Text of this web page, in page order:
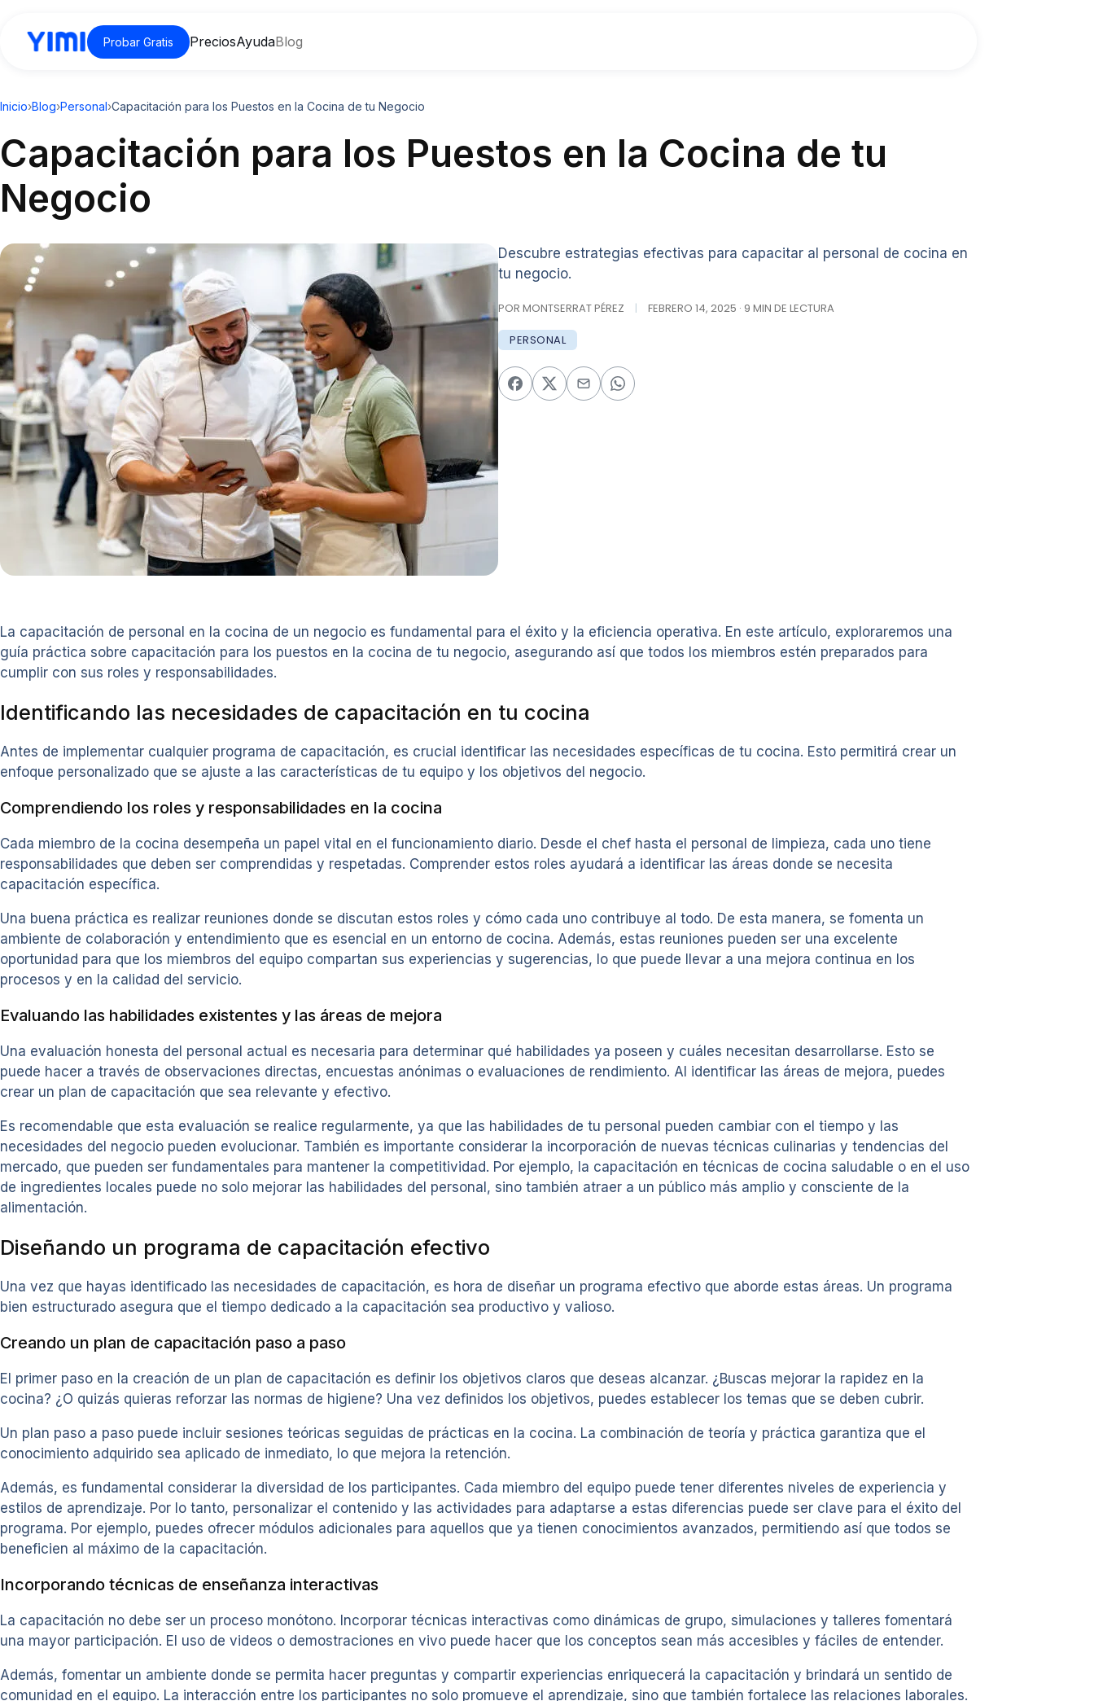
Probar Gratis PreciosAyudaBlog
Inicio›Blog›Personal›Capacitación para los Puestos en la Cocina de tu Negocio
Capacitación para los Puestos en la Cocina de tu
Negocio
Descubre estrategias efectivas para capacitar al personal de cocina en
tu negocio.
POR MONTSERRAT PÉREZ | FEBRERO 14, 2025 · 9 MIN DE LECTURA
PERSONAL
La capacitación de personal en la cocina de un negocio es fundamental para el éxito y la eficiencia operativa. En este artículo, exploraremos una
guía práctica sobre capacitación para los puestos en la cocina de tu negocio, asegurando así que todos los miembros estén preparados para
cumplir con sus roles y responsabilidades.
Identificando las necesidades de capacitación en tu cocina
Antes de implementar cualquier programa de capacitación, es crucial identificar las necesidades específicas de tu cocina. Esto permitirá crear un
enfoque personalizado que se ajuste a las características de tu equipo y los objetivos del negocio.
Comprendiendo los roles y responsabilidades en la cocina
Cada miembro de la cocina desempeña un papel vital en el funcionamiento diario. Desde el chef hasta el personal de limpieza, cada uno tiene
responsabilidades que deben ser comprendidas y respetadas. Comprender estos roles ayudará a identificar las áreas donde se necesita
capacitación específica.
Una buena práctica es realizar reuniones donde se discutan estos roles y cómo cada uno contribuye al todo. De esta manera, se fomenta un
ambiente de colaboración y entendimiento que es esencial en un entorno de cocina. Además, estas reuniones pueden ser una excelente
oportunidad para que los miembros del equipo compartan sus experiencias y sugerencias, lo que puede llevar a una mejora continua en los
procesos y en la calidad del servicio.
Evaluando las habilidades existentes y las áreas de mejora
Una evaluación honesta del personal actual es necesaria para determinar qué habilidades ya poseen y cuáles necesitan desarrollarse. Esto se
puede hacer a través de observaciones directas, encuestas anónimas o evaluaciones de rendimiento. Al identificar las áreas de mejora, puedes
crear un plan de capacitación que sea relevante y efectivo.
Es recomendable que esta evaluación se realice regularmente, ya que las habilidades de tu personal pueden cambiar con el tiempo y las
necesidades del negocio pueden evolucionar. También es importante considerar la incorporación de nuevas técnicas culinarias y tendencias del
mercado, que pueden ser fundamentales para mantener la competitividad. Por ejemplo, la capacitación en técnicas de cocina saludable o en el uso
de ingredientes locales puede no solo mejorar las habilidades del personal, sino también atraer a un público más amplio y consciente de la
alimentación.
Diseñando un programa de capacitación efectivo
Una vez que hayas identificado las necesidades de capacitación, es hora de diseñar un programa efectivo que aborde estas áreas. Un programa
bien estructurado asegura que el tiempo dedicado a la capacitación sea productivo y valioso.
Creando un plan de capacitación paso a paso
El primer paso en la creación de un plan de capacitación es definir los objetivos claros que deseas alcanzar. ¿Buscas mejorar la rapidez en la
cocina? ¿O quizás quieras reforzar las normas de higiene? Una vez definidos los objetivos, puedes establecer los temas que se deben cubrir.
Un plan paso a paso puede incluir sesiones teóricas seguidas de prácticas en la cocina. La combinación de teoría y práctica garantiza que el
conocimiento adquirido sea aplicado de inmediato, lo que mejora la retención.
Además, es fundamental considerar la diversidad de los participantes. Cada miembro del equipo puede tener diferentes niveles de experiencia y
estilos de aprendizaje. Por lo tanto, personalizar el contenido y las actividades para adaptarse a estas diferencias puede ser clave para el éxito del
programa. Por ejemplo, puedes ofrecer módulos adicionales para aquellos que ya tienen conocimientos avanzados, permitiendo así que todos se
beneficien al máximo de la capacitación.
Incorporando técnicas de enseñanza interactivas
La capacitación no debe ser un proceso monótono. Incorporar técnicas interactivas como dinámicas de grupo, simulaciones y talleres fomentará
una mayor participación. El uso de videos o demostraciones en vivo puede hacer que los conceptos sean más accesibles y fáciles de entender.
Además, fomentar un ambiente donde se permita hacer preguntas y compartir experiencias enriquecerá la capacitación y brindará un sentido de
comunidad en el equipo. La interacción entre los participantes no solo promueve el aprendizaje, sino que también fortalece las relaciones laborales.